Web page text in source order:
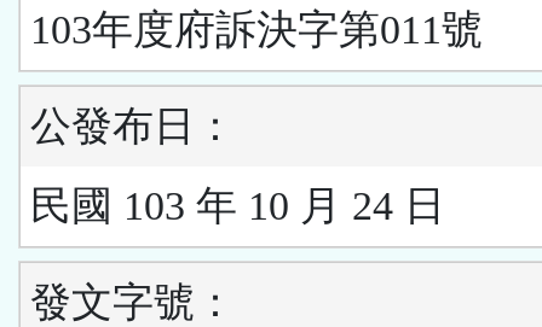
103年度府訴決字第011號
公發布日：
民國 103 年 10 月 24 日
發文字號：